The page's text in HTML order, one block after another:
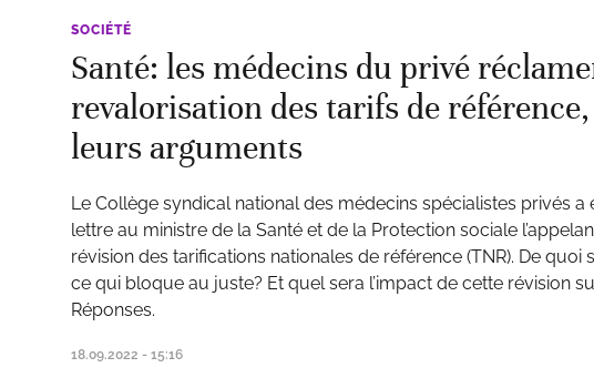
SOCIÉTÉ
Santé: les médecins du privé
revalorisation des tarifs de
leurs arguments
Le Collège syndical national des médecins spécialistes privés a
lettre au ministre de la Santé et de la Protection sociale
révision des tarifications nationales de référence (TNR). De quoi
ce qui bloque au juste? Et quel sera l’impact de cette révision
Réponses.
18.09.2022 - 15:16